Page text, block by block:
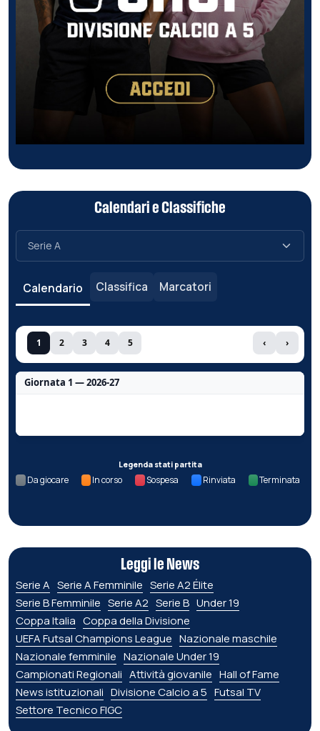
Calendari e Classifiche
Calendario Classifica Marcatori
1 2 3 4 5 ‹ ›
Giornata 1 — 2026-27
Legenda stati partita
Da giocare In corso Sospesa Rinviata Terminata
Leggi le News
Serie A Serie A Femminile Serie A2 Élite
Serie B Femminile Serie A2 Serie B Under 19
Coppa Italia Coppa della Divisione
UEFA Futsal Champions League Nazionale maschile
Nazionale femminile Nazionale Under 19
Campionati Regionali Attività giovanile Hall of Fame
News istituzionali Divisione Calcio a 5 Futsal TV
Settore Tecnico FIGC